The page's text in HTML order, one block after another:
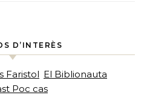
D’INTERÈS
Faristol El Biblionauta
Poc cas